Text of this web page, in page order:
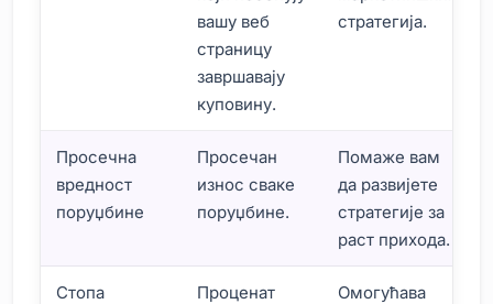
вашу веб
страницу
завршавају
куповину.
стратегија.
Просечна
вредност
поруџбине
Просечан
износ сваке
поруџбине.
Помаже вам
да развијете
стратегије за
раст прихода.
Стопа
Проценат
Омогућава